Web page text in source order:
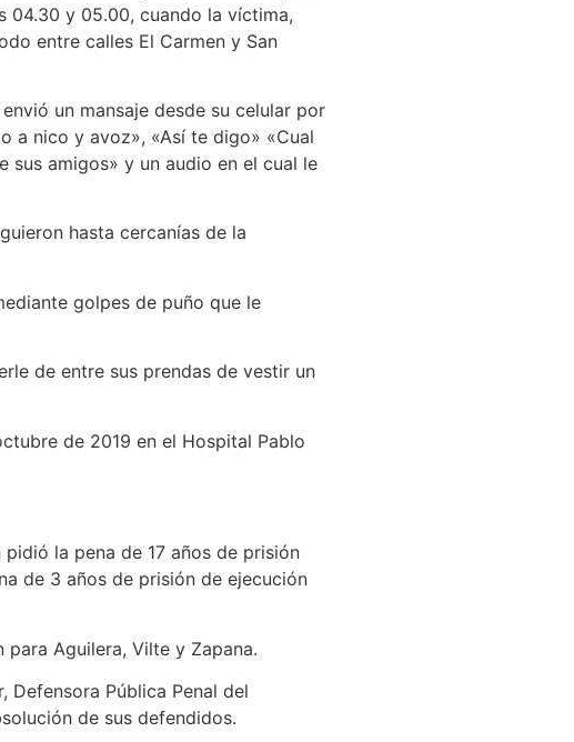
04.30 y 05.00, cuando la víctima,
entre calles El Carmen y San
un mansaje desde su celular por
a nico y avoz», «Así te digo» «Cual
sus amigos» y un audio en el cual le
hasta cercanías de la
golpes de puño que le
de entre sus prendas de vestir un
de 2019 en el Hospital Pablo
la pena de 17 años de prisión
de 3 años de prisión de ejecución
Aguilera, Vilte y Zapana.
Defensora Pública Penal del
de sus defendidos.